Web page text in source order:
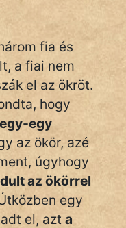
fia és
a fiai nem
el az ökröt.
hogy
egy
az ökör, azé
úgyhogy
az ökörrel
egy
el, azt a